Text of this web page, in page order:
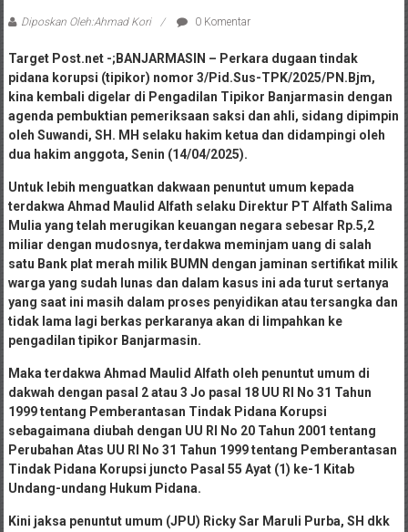
Diposkan Oleh:Ahmad Kori 0 Komentar
Target Post.net -;BANJARMASIN – Perkara dugaan tindak
pidana korupsi (tipikor) nomor 3/Pid.Sus-TPK/2025/PN.Bjm,
kina kembali digelar di Pengadilan Tipikor Banjarmasin dengan
agenda pembuktian pemeriksaan saksi dan ahli, sidang dipimpin
oleh Suwandi, SH. MH selaku hakim ketua dan didampingi oleh
dua hakim anggota, Senin (14/04/2025).
Untuk lebih menguatkan dakwaan penuntut umum kepada
terdakwa Ahmad Maulid Alfath selaku Direktur PT Alfath Salima
Mulia yang telah merugikan keuangan negara sebesar Rp.5,2
miliar dengan mudosnya, terdakwa meminjam uang di salah
satu Bank plat merah milik BUMN dengan jaminan sertifikat milik
warga yang sudah lunas dan dalam kasus ini ada turut sertanya
yang saat ini masih dalam proses penyidikan atau tersangka dan
tidak lama lagi berkas perkaranya akan di limpahkan ke
pengadilan tipikor Banjarmasin.
Maka terdakwa Ahmad Maulid Alfath oleh penuntut umum di
dakwah dengan pasal 2 atau 3 Jo pasal 18 UU RI No 31 Tahun
1999 tentang Pemberantasan Tindak Pidana Korupsi
sebagaimana diubah dengan UU RI No 20 Tahun 2001 tentang
Perubahan Atas UU RI No 31 Tahun 1999 tentang Pemberantasan
Tindak Pidana Korupsi juncto Pasal 55 Ayat (1) ke-1 Kitab
Undang-undang Hukum Pidana.
Kini jaksa penuntut umum (JPU) Ricky Sar Maruli Purba, SH dkk